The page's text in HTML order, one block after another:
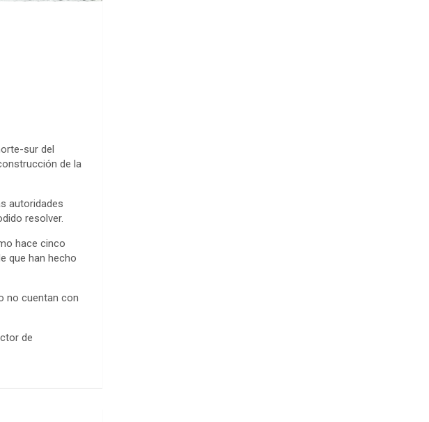
sur del
de la
autoridades
resolver.
hace cinco
que han hecho
no cuentan con
de